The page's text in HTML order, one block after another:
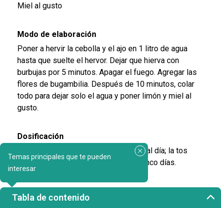
Miel al gusto
Modo de elaboración
Poner a hervir la cebolla y el ajo en 1 litro de agua
hasta que suelte el hervor. Dejar que hierva con
burbujas por 5 minutos. Apagar el fuego. Agregar las
flores de bugambilia. Después de 10 minutos, colar
todo para dejar solo el agua y poner limón y miel al
gusto.
Dosificación
Beber la infusión como té tres veces al día; la tos
suele erradicarse en un máximo de cinco días.
Recuerda...
Temas principales que te pueden
interesar
Tabla de contenido